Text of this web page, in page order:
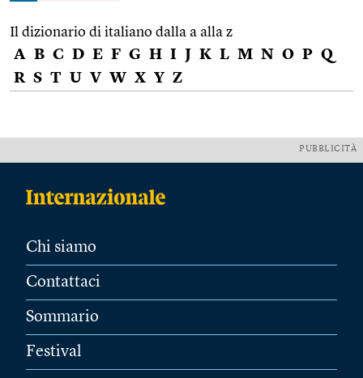
Il dizionario di italiano dalla a alla z
A B C D E F G H I J K L M N O P Q
R S T U V W X Y Z
PUBBLICITÀ
Chi siamo
Contattaci
Sommario
Festival